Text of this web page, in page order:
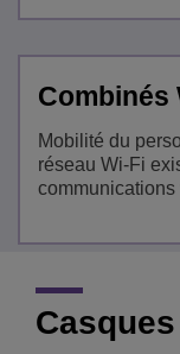
Combinés
Mobilité du
réseau Wi-Fi
Casques